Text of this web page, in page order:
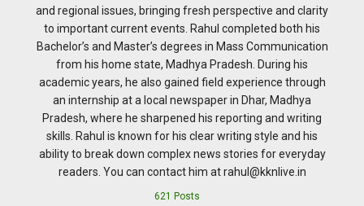
and regional issues, bringing fresh perspective and clarity
to important current events. Rahul completed both his
Bachelor’s and Master’s degrees in Mass Communication
from his home state, Madhya Pradesh. During his
academic years, he also gained field experience through
an internship at a local newspaper in Dhar, Madhya
Pradesh, where he sharpened his reporting and writing
skills. Rahul is known for his clear writing style and his
ability to break down complex news stories for everyday
readers. You can contact him at rahul@kknlive.in
621 Posts